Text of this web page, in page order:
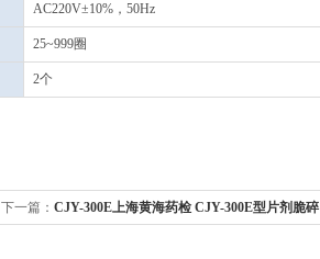
AC220V±10%，50Hz
25~999圈
2个
下一篇： CJY-300E上海黄海药检 CJY-300E型片剂脆碎